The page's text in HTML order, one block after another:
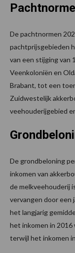
De pachtnormen
pachtprijsgebieden
van een stijging van
Veenkoloniën en
Brabant, tot een
Zuidwestelijk
veehouderijgebied
De grondbeloning
inkomen van
de melkveehouderij
vervangen door een
het langjarig
het inkomen in 2016
terwijl het inkomen